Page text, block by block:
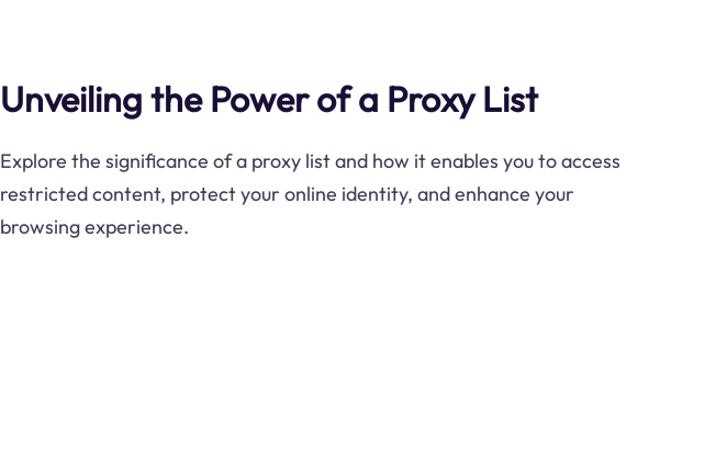
Unveiling the Power of a Proxy List
Explore the significance of a proxy list and how it enables you to access
restricted content, protect your online identity, and enhance your
browsing experience.